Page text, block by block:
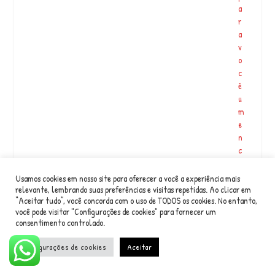
a
r
a
v
o
c
ê
u
m
e
n
c
n
t
r
Usamos cookies em nosso site para oferecer a você a experiência mais
relevante, lembrando suas preferências e visitas repetidas. Ao clicar em
“Aceitar tudo”, você concorda com o uso de TODOS os cookies. No entanto,
você pode visitar "Configurações de cookies" para fornecer um
consentimento controlado.
Configurações de cookies Aceitar